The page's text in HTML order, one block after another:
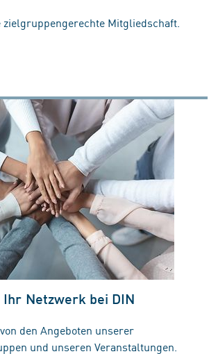
Mitgliedschaft.
Netzwerk bei DIN
den Angeboten unserer
und unseren Veranstaltungen.